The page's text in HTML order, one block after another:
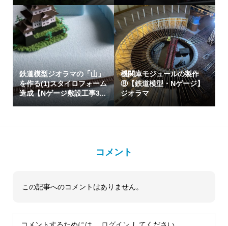
鉄道模型ジオラマの「山」
を作る(1)スタイロフォーム
造成【Nゲージ敷設工事3...
機関庫モジュールの製作
⑧【鉄道模型・Nゲージ】
ジオラマ
コメント
この記事へのコメントはありません。